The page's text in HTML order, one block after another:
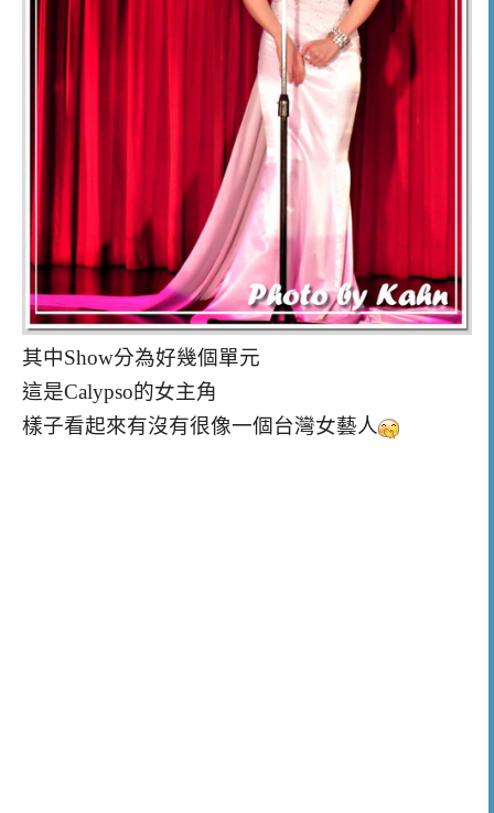
其中Show分為好幾個單元
這是Calypso的女主角
樣子看起來有沒有很像一個台灣女藝人